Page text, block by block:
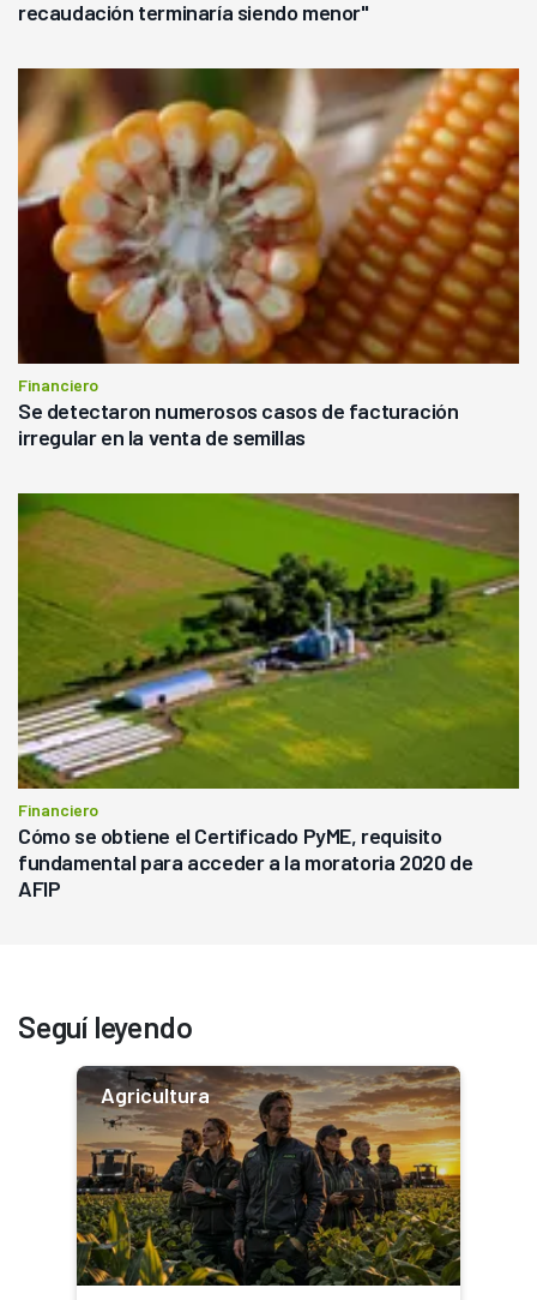
recaudación terminaría siendo menor"
Financiero
Se detectaron numerosos casos de facturación
irregular en la venta de semillas
Financiero
Cómo se obtiene el Certificado PyME, requisito
fundamental para acceder a la moratoria 2020 de
AFIP
Seguí leyendo
Agricultura